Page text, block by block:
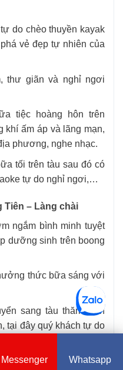
do chèo thuyền kayak
vẻ đẹp tự nhiên của
thư giãn và nghỉ ngơi
tiệc hoàng hôn trên
khí ấm áp và lãng mạn,
phương, nghe nhạc.
tối trên tàu sau đó có
tự do nghỉ ngơi,…
Tiên – Làng chài
ngắm bình minh tuyệt
dưỡng sinh trên boong
thức bữa sáng với
sang tàu thăm vịnh
tại đây quý khách tự do
Messenger Whatsapp